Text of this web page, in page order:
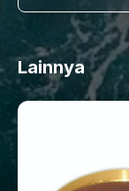
Lainnya